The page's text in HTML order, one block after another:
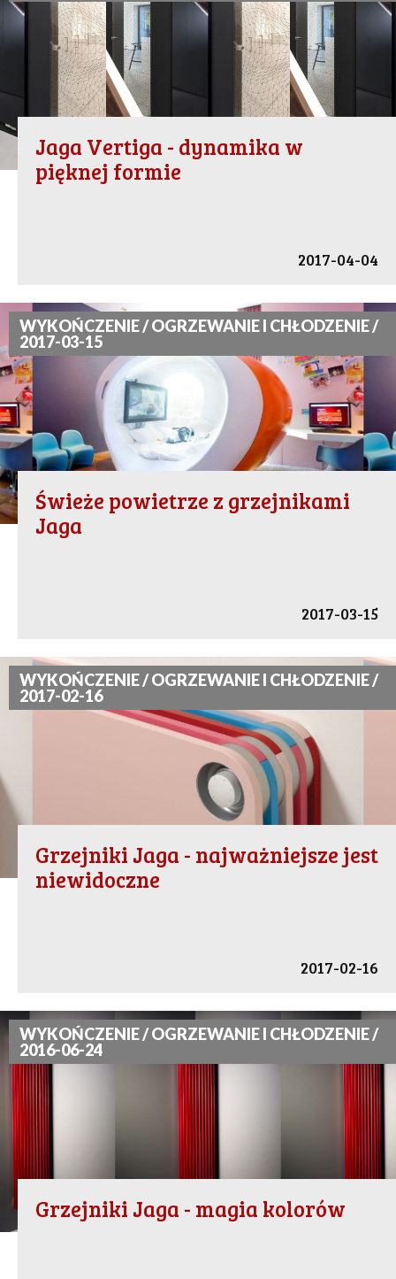
Jaga Vertiga - dynamika w
pięknej formie
2017-04-04
WYKOŃCZENIE / OGRZEWANIE I CHŁODZENIE /
2017-03-15
Świeże powietrze z grzejnikami
Jaga
2017-03-15
WYKOŃCZENIE / OGRZEWANIE I CHŁODZENIE /
2017-02-16
Grzejniki Jaga - najważniejsze jest
niewidoczne
2017-02-16
WYKOŃCZENIE / OGRZEWANIE I CHŁODZENIE /
2016-06-24
Grzejniki Jaga - magia kolorów